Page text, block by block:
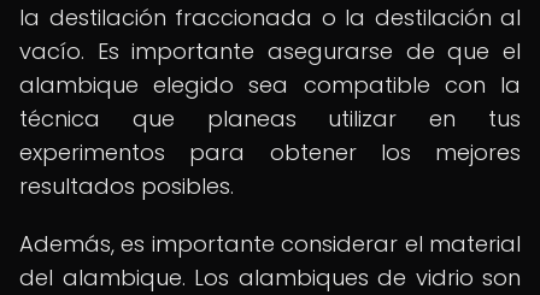
la destilación fraccionada o la destilación al
vacío. Es importante asegurarse de que el
alambique elegido sea compatible con la
técnica que planeas utilizar en tus
experimentos para obtener los mejores
resultados posibles.
Además, es importante considerar el material
del alambique. Los alambiques de vidrio son